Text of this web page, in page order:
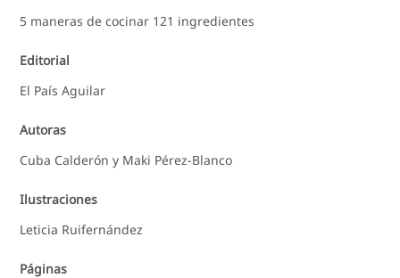
5 maneras de cocinar 121 ingredientes
Editorial
El País Aguilar
Autoras
Cuba Calderón y Maki Pérez-Blanco
Ilustraciones
Leticia Ruifernández
Páginas